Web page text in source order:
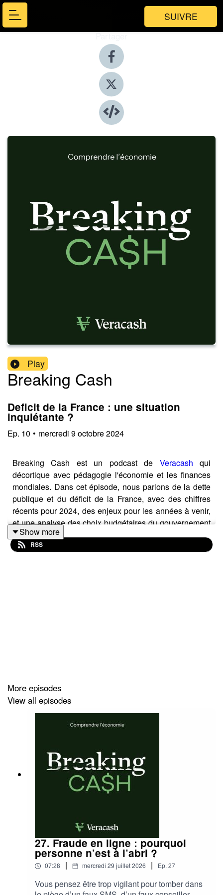
SUIVRE
Partager
Play
Breaking Cash
Deficit de la France : une situation
inquiétante ?
Ep. 10 • mercredi 9 octobre 2024
Breaking Cash est un podcast de Veracash qui
décortique avec pédagogie l'économie et les finances
mondiales. Dans cet épisode, nous parlons de la dette
publique et du déficit de la France, avec des chiffres
récents pour 2024, des enjeux pour les années à venir,
et une analyse des choix budgétaires du gouvernement
de Michel Barnier.
Show more
RSS
More episodes
View all episodes
27. Fraude en ligne : pourquoi
personne n’est à l’abri ?
07:28 | mercredi 29 juillet 2026 | Ep. 27
Vous pensez être trop vigilant pour tomber dans